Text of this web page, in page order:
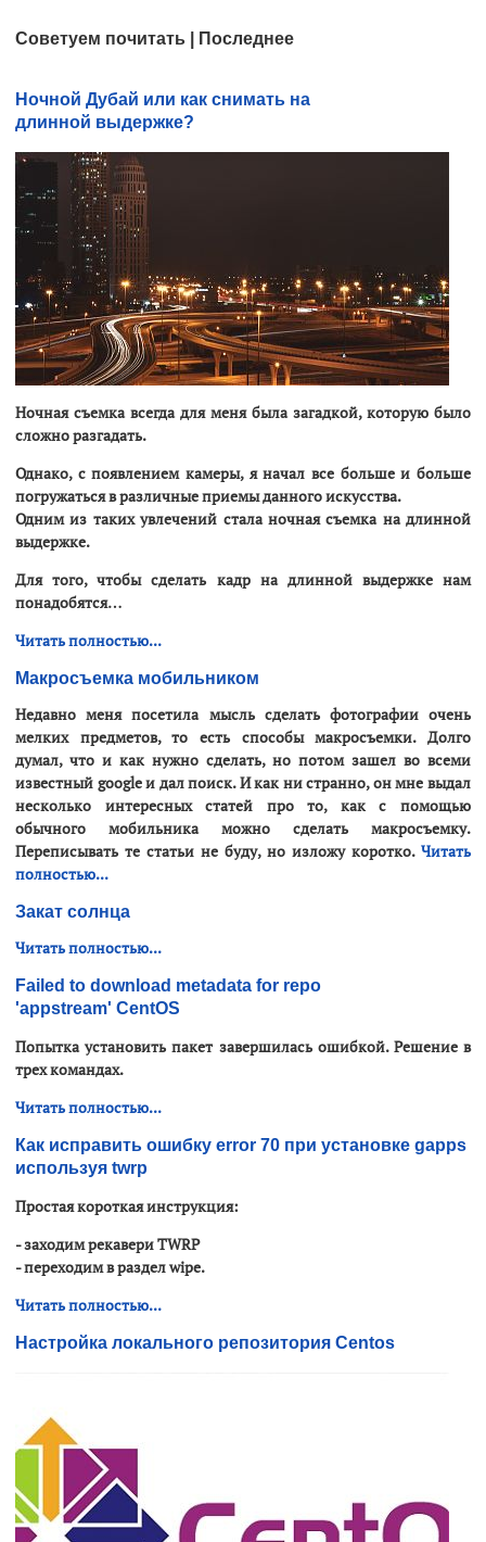
Советуем почитать | Последнее
Ночной Дубай или как снимать на
длинной выдержке?
Ночная съемка всегда для меня была загадкой, которую было
сложно разгадать.
Однако, с появлением камеры, я начал все больше и больше
погружаться в различные приемы данного искусства.
Одним из таких увлечений стала ночная съемка на длинной
выдержке.
Для того, чтобы сделать кадр на длинной выдержке нам
понадобятся…
Читать полностью...
Макросъемка мобильником
Недавно меня посетила мысль сделать фотографии очень
мелких предметов, то есть способы макросъемки. Долго
думал, что и как нужно сделать, но потом зашел во всеми
известный google и дал поиск. И как ни странно, он мне выдал
несколько интересных статей про то, как с помощью
обычного мобильника можно сделать макросъемку.
Переписывать те статьи не буду, но изложу коротко. Читать
полностью...
Закат солнца
Читать полностью...
Failed to download metadata for repo
'appstream' CentOS
Попытка установить пакет завершилась ошибкой. Решение в
трех командах.
Читать полностью...
Как исправить ошибку error 70 при установке gapps
используя twrp
Простая короткая инструкция:
- заходим рекавериTWRP
- переходим в раздел wipe.
Читать полностью...
Настройка локального репозитория Centos